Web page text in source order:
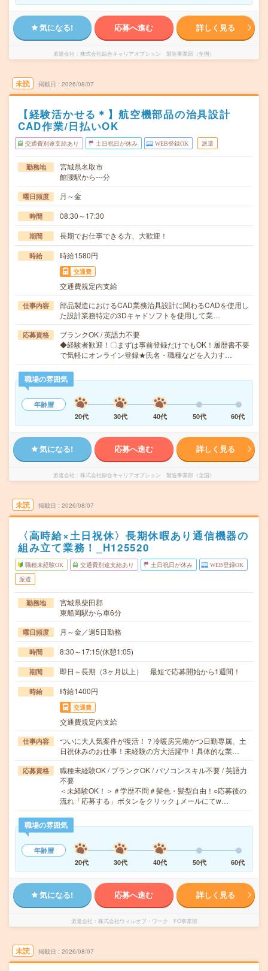
気になる! 応募へ進む 詳しく見る
派遣会社 株式会社綜合キャリアオプション 製造事業部（全国）
未読 掲載日 2026/08/07
【経験活かせる＊】航空機部品の治具設計
CAD作業/日払いOK
交通費別途支給あり 土日祝日が休み WEB登録OK 派遣
勤務地
宮城県名取市
館腰駅から---分
曜日頻度 月～金
時間 08:30～17:30
期間 長期でお仕事できる方、大歓迎！
時給 時給1580円
交通費
交通費規定内支給
仕事内容
部品製造におけるCAD業務治具設計に関わるCADを使用し
た設計業務特定の3Dキャドソフトを使用して業…
応募資格
ブランクOK / 英語力不要
◆経験者歓迎！〇まずは事前登録だけでもOK！履歴書不要
で気軽にオンライン登録★氏名・職種などを入力す…
職場の雰囲気
年齢層
20代
30代 40代 50代 60代
気になる! 応募へ進む 詳しく見る
派遣会社 株式会社綜合キャリアオプション 製造事業部（全国）
未読 掲載日 2026/08/07
〈高時給×土日祝休〉長期休暇あり通信機器の
組み立て業務！_H125520
職種未経験OK 交通費別途支給あり 土日祝日が休み WEB登録OK
派遣
勤務地
宮城県柴田郡
東船岡駅から車6分
曜日頻度 月～金／週5日勤務
時間 8:30～17:15(休憩1:05)
期間 即日～長期（3ヶ月以上） 最短で応募開始から1週間！
時給 時給1400円
交通費
交通費規定内支給
仕事内容
ついに大人気案件が復活！？冷暖房完備かつ日勤専属、土
日祝休みのお仕事！未経験の方大活躍中！具体的な業…
応募資格
職種未経験OK / ブランクOK / パソコンスキル不要 / 英語力
不要
＜未経験OK！＞＃学歴不問＃髪色・髪型自由！○応募後の
流れ「応募する」ボタンをクリック↓メールにてw…
職場の雰囲気
年齢層
20代
30代 40代 50代 60代
気になる! 応募へ進む 詳しく見る
派遣会社 株式会社ウィルオブ・ワーク FO事業部
未読 掲載日 2026/08/07